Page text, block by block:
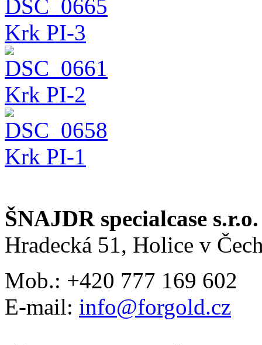
Krk PI-3
Krk PI-2
Krk PI-1
ŠNAJDR specialcase s.r.o.
Hradecká 51, Holice v
Mob.: +420 777 169 602
E-mail: info@forgold.cz